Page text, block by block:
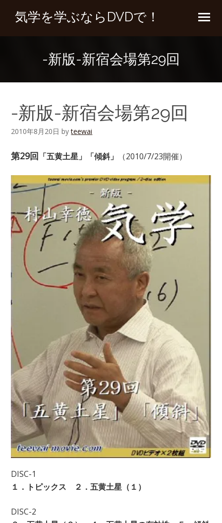
気学を学ぶならDVDで！
-新版-新宿会場第29回
-新版-新宿会場第29回
2010年8月20日 byteewai
第29回 「五黄土星」「傾斜」 （2010/7/23開催）
DISC-1
１．トピックス ２．五黄土星（１）
DISC-2